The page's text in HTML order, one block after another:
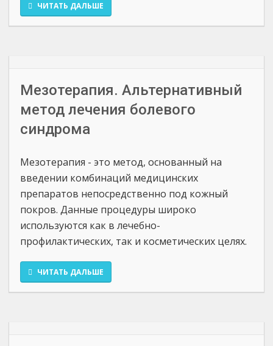
ЧИТАТЬ ДАЛЬШЕ
Мезотерапия. Альтернативный
метод лечения болевого
синдрома
Мезотерапия - это метод, основанный на
введении комбинаций медицинских
препаратов непосредственно под кожный
покров. Данные процедуры широко
используются как в лечебно-
профилактических, так и косметических целях.
ЧИТАТЬ ДАЛЬШЕ